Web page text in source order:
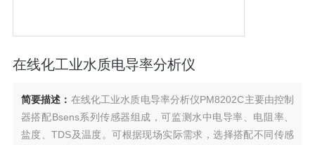
在线化工业水质电导率分析仪
简要描述： 在线化工业水质电导率分析仪PM8202C主要由控制
器搭配Bsens系列传感器组成，可监测水中电导率、电阻率、
盐度、TDS及温度。可根据现场实际需求，选择搭配不同传感